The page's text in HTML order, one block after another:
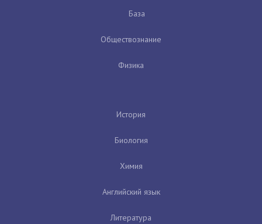
База
Обществознание
Физика
История
Биология
Химия
Английский язык
Литература